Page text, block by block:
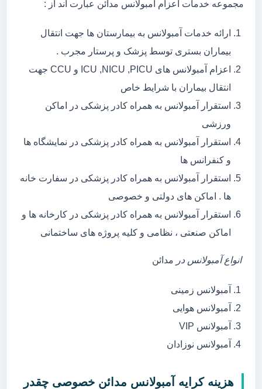
مجموعه خدمات اعزام آمبولانس مدائن عبارت اند از :
ارائه خدمات آمبولانس به بیمارستان ها جهت انتقال
بیماران بستری توسط پزشک و پرستار مجرب .
اعزام آمبولانس های ICU ,NICU ,PICU و CCU جهت
انتقال بیماران با شرایط خاص
استقرار آمبولانس به همراه کادر پزشکی در اماکن
ورزشی
استقرار آمبولانس به همراه کادر پزشکی در نمایشگاه ها
و کنفرانس ها
استقرار آمبولانس به همراه کادر پزشکی در سفارت خانه
ها . اماکن های دولتی و خصوصی
استقرار آمبولانس به همراه کادر پزشکی در کارخانه ها و
اماکن صنعتی ، نظامی و کلیه پروژه های ساختمانی
انواع آمبولانس در مدائن
آمبولانس زمینی
آمبولانس هوایی
آمبولانس VIP
آمبولانس نوزادان
هزینه کرایه آمبولانس مدائن خصوصی چقدر